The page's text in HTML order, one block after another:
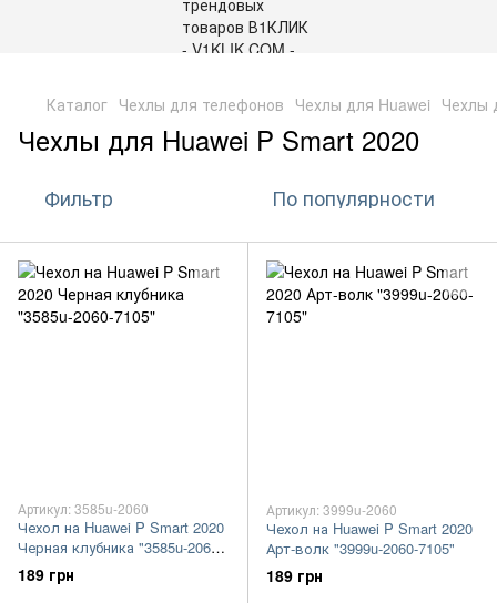
Каталог Чехлы для телефонов Чехлы для Huawei Чехлы
Чехлы для Huawei P Smart 2020
Фильтр По популярности
Артикул: 3585u-2060
Чехол на Huawei P Smart 2020
Черная клубника "3585u-2060-
7105"
189 грн
Артикул: 3999u-2060
Чехол на Huawei P Smart 2020
Арт-волк "3999u-2060-7105"
189 грн